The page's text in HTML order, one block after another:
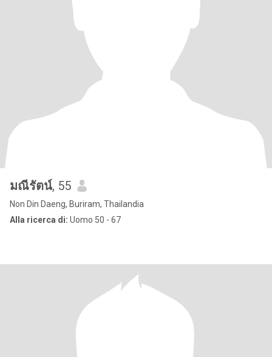
มณีรัตน์, 55
Non Din Daeng, Buriram, Thailandia
Alla ricerca di: Uomo 50 - 67